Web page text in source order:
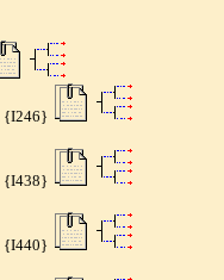
{I246}
{I438}
{I440}